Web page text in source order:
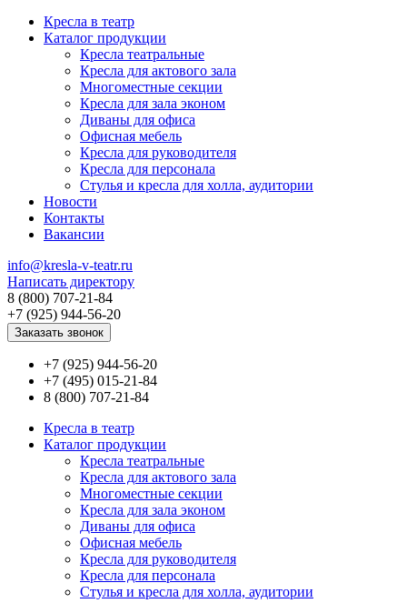
Кресла в театр
Каталог продукции
Кресла театральные
Кресла для актового зала
Многоместные секции
Кресла для зала эконом
Диваны для офиса
Офисная мебель
Кресла для руководителя
Кресла для персонала
Стулья и кресла для холла, аудитории
Новости
Контакты
Вакансии
info@kresla-v-teatr.ru
Написать директору
8 (800) 707-21-84
+7 (925) 944-56-20
Заказать звонок
+7 (925) 944-56-20
+7 (495) 015-21-84
8 (800) 707-21-84
Кресла в театр
Каталог продукции
Кресла театральные
Кресла для актового зала
Многоместные секции
Кресла для зала эконом
Диваны для офиса
Офисная мебель
Кресла для руководителя
Кресла для персонала
Стулья и кресла для холла, аудитории